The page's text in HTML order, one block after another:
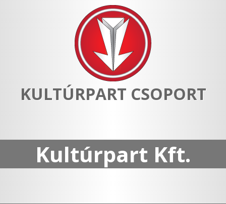
KULTÚRPART CSOPORT
Kultúrpart Kft.